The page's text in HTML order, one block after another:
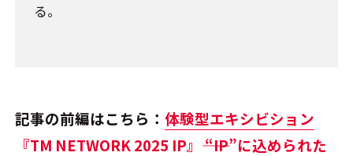
る。
記事の前編はこちら：体験型エキシビション
『TM NETWORK 2025 IP』―― “IP”に込められた